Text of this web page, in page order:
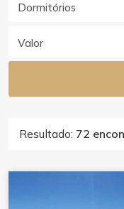
Dormitórios
Valor
Resultado: 72